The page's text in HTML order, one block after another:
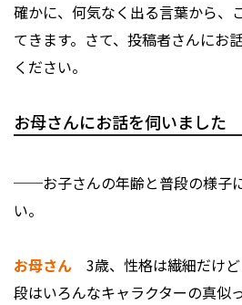
確かに、何気なく出る言葉から、
てきます。さて、投稿者さんにお
ください。
お母さんにお話を伺いました
──お子さんの年齢と普段の様子
い。
お母さん 3歳、性格は繊細だけ
段はいろんなキャラクターの真似